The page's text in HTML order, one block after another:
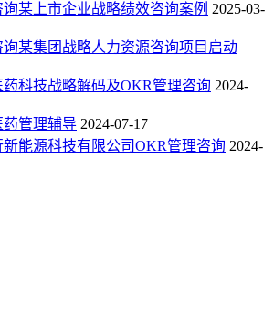
询某上市企业战略绩效咨询案例 2025-03-
询某集团战略人力资源咨询项目启动
药科技战略解码及OKR管理咨询 2024-
药管理辅导 2024-07-17
新能源科技有限公司OKR管理咨询 2024-